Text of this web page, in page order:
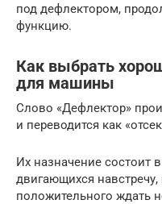
под дефлектором,
функцию.
Как выбрать
для машины
Слово «Дефлектор»
и переводится как
Их назначение состоит
двигающихся
положительного ждать